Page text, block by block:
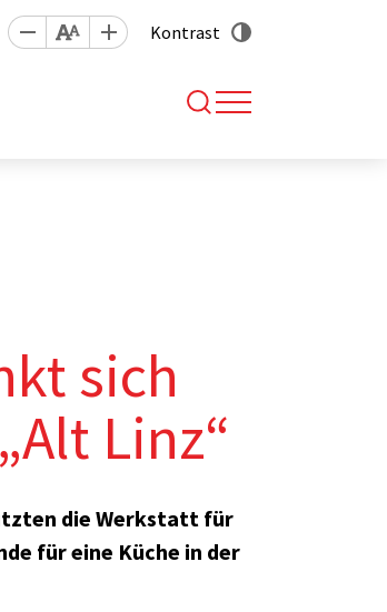
Kontrast
sich
Linz“
die Werkstatt für
für eine Küche in der